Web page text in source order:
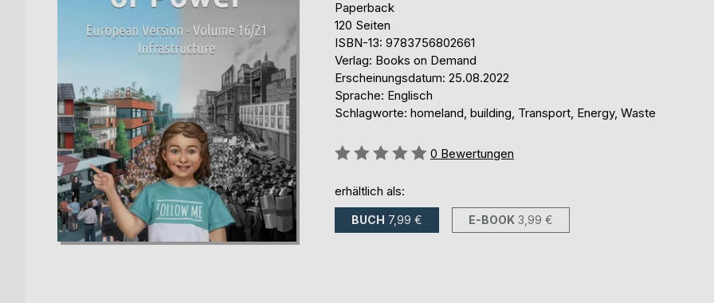
Paperback
120 Seiten
ISBN-13: 9783756802661
Verlag: Books on Demand
Erscheinungsdatum: 25.08.2022
Sprache: Englisch
Schlagworte: homeland, building, Transport, Energy, Waste
Bewertung::
0 Bewertungen
erhältlich als:
BUCH 7,99 € E-BOOK 3,99 €